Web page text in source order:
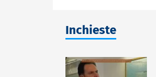
Inchieste